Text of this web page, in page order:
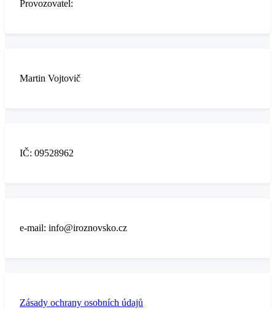
Provozovatel:
Martin Vojtovič
IČ: 09528962
e-mail: info@iroznovsko.cz
Zásady ochrany osobních údajů